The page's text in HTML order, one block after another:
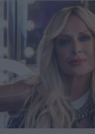
Το 20λεπτο πρόγραμμα
κοιλιακούς... χωρίς
«Πάντα
με τη μεγάλη μου